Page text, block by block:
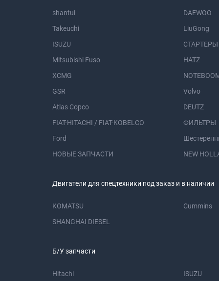
shantui
DAEWOO
Takeuchi
LiuGong
ISUZU
СТАРТЕРЫ
Mitsubishi Fuso
HATZ
XCMG
GSR
Volvo
Atlas Copco
DEUTZ
FIAT-HITACHI / FIAT-KOBELCO
ФИЛЬТРЫ
Ford
НОВЫЕ ЗАПЧАСТИ
NEW
Двигатели для спецтехники под заказ и в наличии
KOMATSU
Cummins
SHANGHAI DIESEL
Б/У запчасти
Hitachi ISUZU